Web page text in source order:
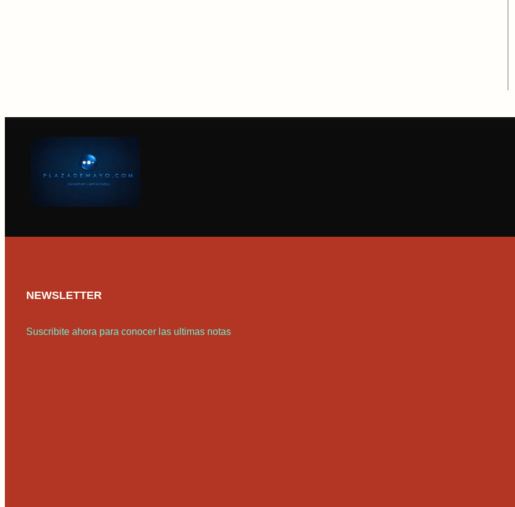
NEWSLETTER
Suscribite ahora para conocer las ultimas notas